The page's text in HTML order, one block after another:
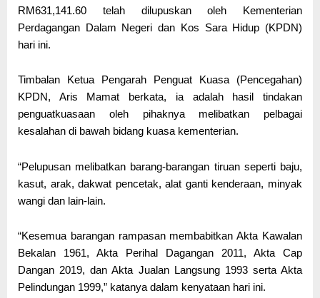
RM631,141.60 telah dilupuskan oleh Kementerian
Perdagangan Dalam Negeri dan Kos Sara Hidup (KPDN)
hari ini.
Timbalan Ketua Pengarah Penguat Kuasa (Pencegahan)
KPDN, Aris Mamat berkata, ia adalah hasil tindakan
penguatkuasaan oleh pihaknya melibatkan pelbagai
kesalahan di bawah bidang kuasa kementerian.
“Pelupusan melibatkan barang-barangan tiruan seperti baju,
kasut, arak, dakwat pencetak, alat ganti kenderaan, minyak
wangi dan lain-lain.
“Kesemua barangan rampasan membabitkan Akta Kawalan
Bekalan 1961, Akta Perihal Dagangan 2011, Akta Cap
Dangan 2019, dan Akta Jualan Langsung 1993 serta Akta
Pelindungan 1999,” katanya dalam kenyataan hari ini.